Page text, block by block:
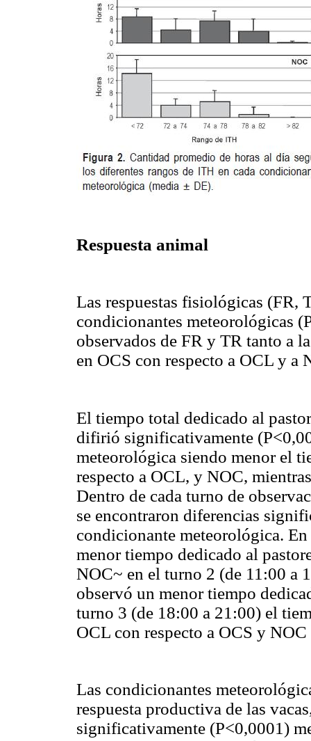
Respuesta animal
Las respuestas fisiológicas (FR,
condicionantes meteorológicas
observados de FR y TR tanto a
en OCS con respecto a OCL y a
El tiempo total dedicado al
difirió significativamente
meteorológica siendo menor el
respecto a OCL, y NOC,
Dentro de cada turno de
se encontraron diferencias
condicionante meteorológica.
menor tiempo dedicado al
NOC~ en el turno 2 (de 11:00 a
observó un menor tiempo
turno 3 (de 18:00 a 21:00) el
OCL con respecto a OCS y NOC
Las condicionantes
respuesta productiva de las
significativamente (P<0,0001)